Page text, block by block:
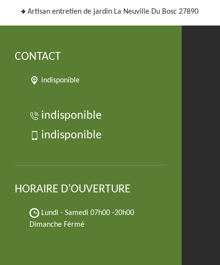
Artisan entretien de jardin La Neuville Du Bosc 27890
CONTACT
indisponible
indisponible
indisponible
HORAIRE D'OUVERTURE
Lundi - Samedi 07h00 -20h00
Dimanche Férmé